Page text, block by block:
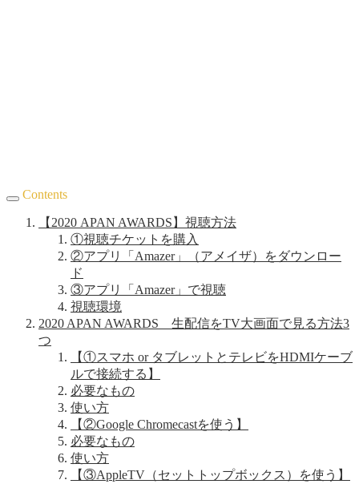
Contents
【2020 APAN AWARDS】視聴方法
①視聴チケットを購入
②アプリ「Amazer」（アメイザ）をダウンロー
ド
③アプリ「Amazer」で視聴
視聴環境
2020 APAN AWARDS 生配信をTV大画面で見る方法3
つ
【①スマホ or タブレットとテレビをHDMIケーブ
ルで接続する】
必要なもの
使い方
【②Google Chromecastを使う】
必要なもの
使い方
【③AppleTV（セットトップボックス）を使う】